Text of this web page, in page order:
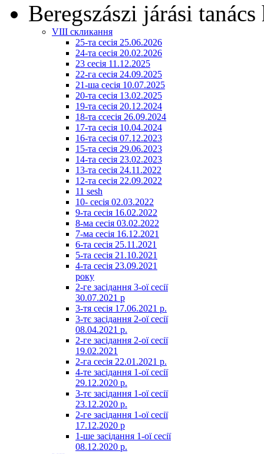
Beregszászi járási
VIII скликання
25-та сесія 25.06.2026
24-та сесія 20.02.2026
23 сесія 11.12.2025
22-га сесія 24.09.2025
21-ша сесія 10.07.2025
20-та сесія 13.02.2025
19-та сесія 20.12.2024
18-та ссесія 26.09.2024
17-та сесія 10.04.2024
16-та сесія 07.12.2023
15-та сесія 29.06.2023
14-та сесія 23.02.2023
13-та сесія 24.11.2022
12-та сесія 22.09.2022
11 sesh
10- сесія 02.03.2022
9-та сесія 16.02.2022
8-ма сесія 03.02.2022
7-ма сесія 16.12.2021
6-та сесія 25.11.2021
5-та сесія 21.10.2021
4-та сесія 23.09.2021
року
2-ге засідання 3-ої сесії
30.07.2021 р
3-тя сесія 17.06.2021 р.
3-тє засідання 2-ої сесії
08.04.2021 р.
2-ге засідання 2-ої сесії
19.02.2021
2-га сесія 22.01.2021 р.
4-те засідання 1-ої сесії
29.12.2020 р.
3-тє засідання 1-ої сесії
23.12.2020 р.
2-ге засідання 1-ої сесії
17.12.2020 р
1-ше засідання 1-ої сесії
08.12.2020 р.